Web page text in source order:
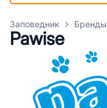
Заповедник Бренды
Pawise